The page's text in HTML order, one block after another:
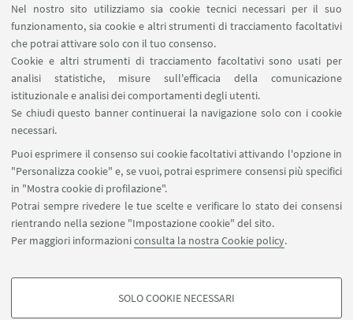
Nel nostro sito utilizziamo sia cookie tecnici necessari per il suo
funzionamento, sia cookie e altri strumenti di tracciamento facoltativi
che potrai attivare solo con il tuo consenso.
Cookie e altri strumenti di tracciamento facoltativi sono usati per
analisi statistiche, misure sull'efficacia della comunicazione
istituzionale e analisi dei comportamenti degli utenti.
Se chiudi questo banner continuerai la navigazione solo con i cookie
necessari.
Puoi esprimere il consenso sui cookie facoltativi attivando l'opzione in
"Personalizza cookie" e, se vuoi, potrai esprimere consensi più specifici
in "Mostra cookie di profilazione".
Potrai sempre rivedere le tue scelte e verificare lo stato dei consensi
rientrando nella sezione "Impostazione cookie" del sito.
Per maggiori informazioniconsulta la nostra Cookie policy.
COOKIE DI PROFILAZIONE - FACOLTATIVI
SOLO COOKIE NECESSARI
Collegio Superiore
Master
Dipartimento di Scienze Politiche e Sociali - UOS di Forlì,
Padiglione Morgagni, Via Giacomo della Torre 5 - 47100 Forlì